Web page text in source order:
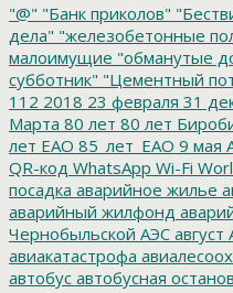
"@" "Банк приколов"
дела" "железобетонные
малоимущие "обманутые
субботник" "Цементный
112 2018 23 февраля 31
Марта 80 лет 80 лет
лет ЕАО 85_лет_ЕАО 9 мая
QR-код WhatsApp Wi-Fi
посадка аварийное жилье
аварийный жилфонд
Чернобыльской АЭС август
авиакатастрофа
автобус автобусная